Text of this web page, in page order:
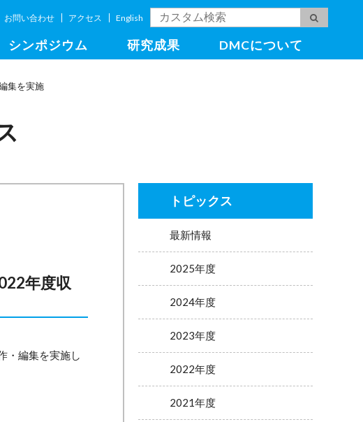
お問い合わせ アクセス English
シンポジウム 研究成果 DMCについて
集を実施
年度収
・編集を実施し
トピックス
最新情報
2025年度
2024年度
2023年度
2022年度
2021年度